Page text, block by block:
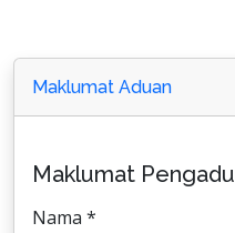
Maklumat Aduan
Maklumat Pengadu
Nama *